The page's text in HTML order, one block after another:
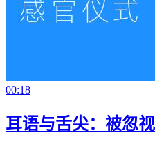
00:18
耳语与舌尖：被忽